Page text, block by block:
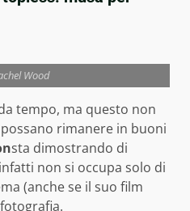
Wood
tempo, ma questo non
rimanere in buoni
sta dimostrando di
non si occupa solo di
(anche se il suo film